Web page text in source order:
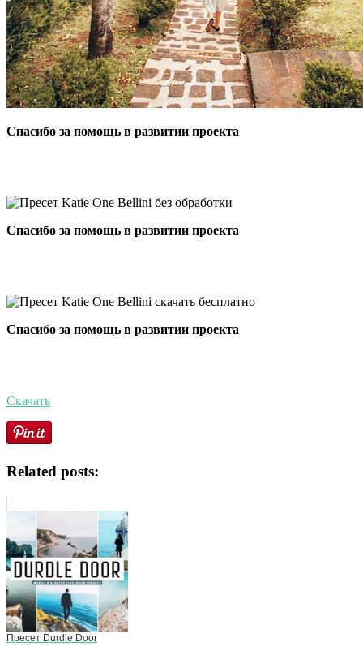
Спасибо за помощь в развитии проекта
Спасибо за помощь в развитии проекта
Спасибо за помощь в развитии проекта
Скачать
Related posts:
Пресет Durdle Door